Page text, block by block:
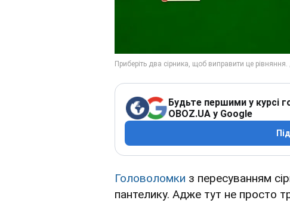
Будьте першими у курсі
OBOZ.UA у Google
Головоломки з пересуванням
пантелику. Адже тут не просто